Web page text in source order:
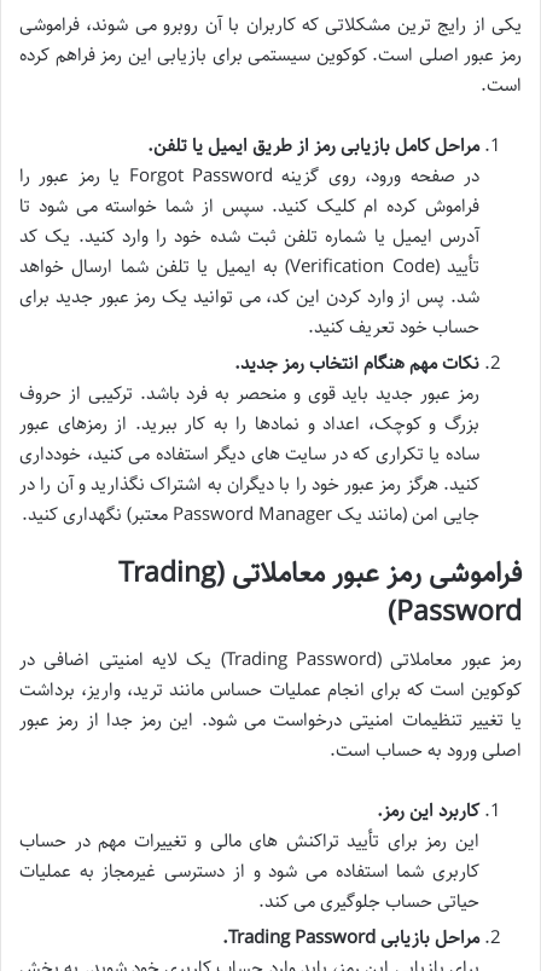
یکی از رایج ترین مشکلاتی که کاربران با آن روبرو می شوند، فراموشی
رمز عبور اصلی است. کوکوین سیستمی برای بازیابی این رمز فراهم کرده
است.
مراحل کامل بازیابی رمز از طریق ایمیل یا تلفن.
در صفحه ورود، روی گزینه Forgot Password یا رمز عبور را
فراموش کرده ام کلیک کنید. سپس از شما خواسته می شود تا
آدرس ایمیل یا شماره تلفن ثبت شده خود را وارد کنید. یک کد
تأیید (Verification Code) به ایمیل یا تلفن شما ارسال خواهد
شد. پس از وارد کردن این کد، می توانید یک رمز عبور جدید برای
حساب خود تعریف کنید.
نکات مهم هنگام انتخاب رمز جدید.
رمز عبور جدید باید قوی و منحصر به فرد باشد. ترکیبی از حروف
بزرگ و کوچک، اعداد و نمادها را به کار ببرید. از رمزهای عبور
ساده یا تکراری که در سایت های دیگر استفاده می کنید، خودداری
کنید. هرگز رمز عبور خود را با دیگران به اشتراک نگذارید و آن را در
جایی امن (مانند یک Password Manager معتبر) نگهداری کنید.
فراموشی رمز عبور معاملاتی (Trading
Password)
رمز عبور معاملاتی (Trading Password) یک لایه امنیتی اضافی در
کوکوین است که برای انجام عملیات حساس مانند ترید، واریز، برداشت
یا تغییر تنظیمات امنیتی درخواست می شود. این رمز جدا از رمز عبور
اصلی ورود به حساب است.
کاربرد این رمز.
این رمز برای تأیید تراکنش های مالی و تغییرات مهم در حساب
کاربری شما استفاده می شود و از دسترسی غیرمجاز به عملیات
حیاتی حساب جلوگیری می کند.
مراحل بازیابی Trading Password.